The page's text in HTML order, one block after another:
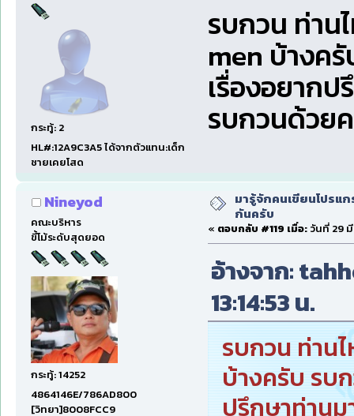
กระทู้: 2
HL#:12A9C3A5 ได้จากตัวแทน:เด็ก
ชายเคยโสด
รบกวน ท่า
men บ้างค
เรื่องอยาก
รบกวนด้วย
Nineyod
คณะบริหาร
ขี้โม้ระดับสุดยอด
กระทู้: 14252
4864146E/786AD800
[วิทยา]8008FCC9
มารู้จักคนเขียนโปรแก
กันครับ
« ตอบกลับ #119 เมื่อ: วันที่ 29
อ้างจาก:
13:14:53 น.
รบกวน ท่าน
บ้างครับ รบ
ปรึกษาท่าน